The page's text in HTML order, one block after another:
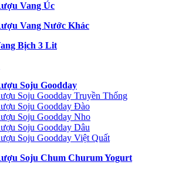
Vang Úc
Vang Nước Khác
Bịch 3 Lit
Soju Goodday
Soju Goodday Truyền Thống
Soju Goodday Đào
Soju Goodday Nho
Soju Goodday Dâu
Soju Goodday Việt Quất
Soju Chum Churum Yogurt